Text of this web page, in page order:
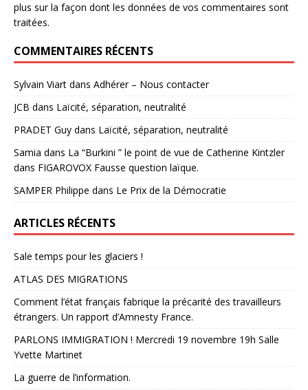
plus sur la façon dont les données de vos commentaires sont
traitées.
COMMENTAIRES RÉCENTS
Sylvain Viart dans Adhérer – Nous contacter
JCB dans Laïcité, séparation, neutralité
PRADET Guy dans Laïcité, séparation, neutralité
Samia dans La “Burkini ” le point de vue de Catherine Kintzler
dans FIGAROVOX Fausse question laïque.
SAMPER Philippe dans Le Prix de la Démocratie
ARTICLES RÉCENTS
Sale temps pour les glaciers !
ATLAS DES MIGRATIONS
Comment l’état français fabrique la précarité des travailleurs
étrangers. Un rapport d’Amnesty France.
PARLONS IMMIGRATION ! Mercredi 19 novembre 19h Salle
Yvette Martinet
La guerre de l’information.